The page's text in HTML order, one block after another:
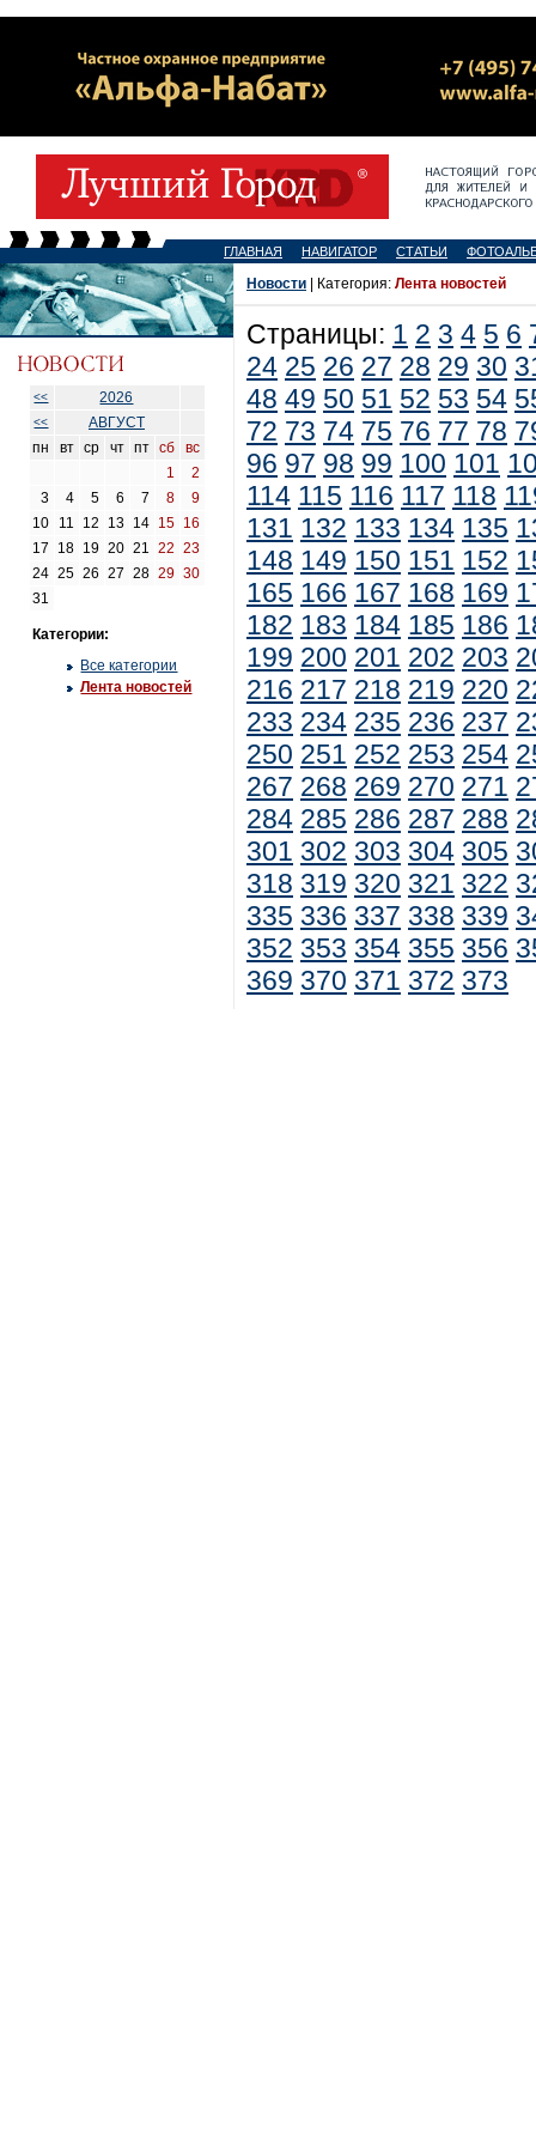
ГЛАВНАЯ НАВИГАТОР СТАТЬИ
<< 2026
<<
АВГУСТ
пн
вт ср чт пт сб
вс
1
2
3
4 5 6 7 8
9
10
11 12 13 14 15 16
17
18 19 20 21 22
23
24 25 26 27 28 29 30
31
Категории:
Все категории
Лента новостей
Новости | Категория: Лента новостей
Страницы: 1 2 3 4 5 6
24 25 26 27 28 29 30
48 49 50 51 52 53 54
72 73 74 75 76 77 78
96 97 98 99 100 101
114 115 116 117 118
131 132 133 134 135
148 149 150 151 152
165 166 167 168 169
182 183 184 185 186
199 200 201 202 203
216 217 218 219 220
233 234 235 236 237
250 251 252 253 254
267 268 269 270 271
284 285 286 287 288
301 302 303 304 305
318 319 320 321 322
335 336 337 338 339
352 353 354 355 356
369 370 371 372 373